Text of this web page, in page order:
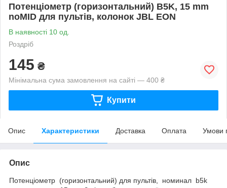
Потенціометр (горизонтальний) B5K, 15 mm
noMID для пультів, колонок JBL EON
В наявності 10 од.
Роздріб
145 ₴
Мінімальна сума замовлення на сайті — 400 ₴
Купити
Опис Характеристики Доставка Оплата Умови
Опис
Потенціометр (горизонтальний) для пультів, номинал b5k